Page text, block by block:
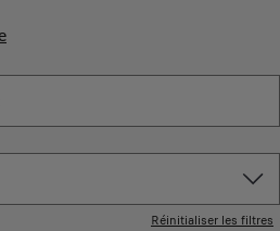
Réinitialiser les filtres